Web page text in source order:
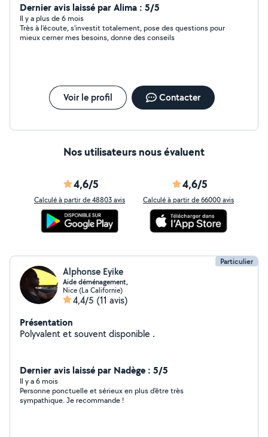
pédagogue. (Fluent in English, if it helps). DISPONIBLE
pour : · BRANDING : Identité de marque, stratégie,
charte graphique, logo. · PHOTO et VIDÉO : Shooting
photo, retouches complètes, montage vidéo. · PRINT :
rapport de stage, etc. · CALLIGRAPHIE : Carte de
vœux, invitation, mariage, faire-part, cadeau. · RÉSEAUX
Canva · Photoshop, Lightroom · DaVinci Resolve, Capcut
Dernier avis laissé par Alima : 5/5
Il y a plus de 6 mois
Très à l'écoute, s'investit totalement, pose des questions pour
mieux cerner mes besoins, donne des conseils
Voir le profil Contacter
Nos utilisateurs nous évaluent
4,6/5
Calculé à partir de 48803 avis
4,6/5
Calculé à partir de 66000 avis
Particulier
Alphonse Eyike
Aide déménagement,
Nice (La Californie)
4,4/5 (11 avis)
Présentation
Polyvalent et souvent disponible .
Dernier avis laissé par Nadège : 5/5
Il y a 6 mois
Personne ponctuelle et sérieux en plus d'être très
sympathique. Je recommande !